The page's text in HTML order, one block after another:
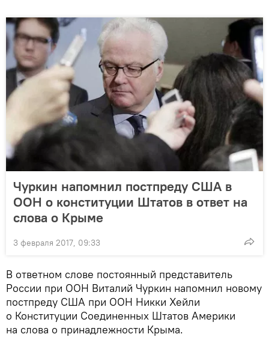
Чуркин напомнил постпреду США в
ООН о конституции Штатов в ответ на
слова о Крыме
3 февраля 2017, 09:33
В ответном слове постоянный представитель
России при ООН Виталий Чуркин напомнил новому
постпреду США при ООН Никки Хейли
о Конституции Соединенных Штатов Америки
на слова о принадлежности Крыма.